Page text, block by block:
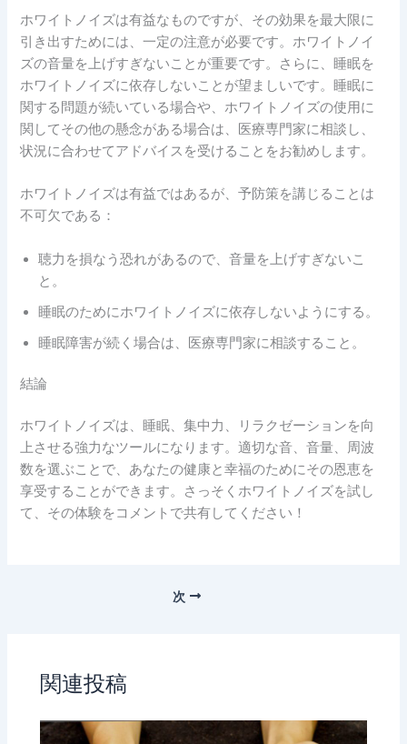
ホワイトノイズは有益なものですが、その効果を最大限に
引き出すためには、一定の注意が必要です。ホワイトノイ
ズの音量を上げすぎないことが重要です。さらに、睡眠を
ホワイトノイズに依存しないことが望ましいです。睡眠に
関する問題が続いている場合や、ホワイトノイズの使用に
関してその他の懸念がある場合は、医療専門家に相談し、
状況に合わせてアドバイスを受けることをお勧めします。
ホワイトノイズは有益ではあるが、予防策を講じることは
不可欠である：
聴力を損なう恐れがあるので、音量を上げすぎないこ
と。
睡眠のためにホワイトノイズに依存しないようにする。
睡眠障害が続く場合は、医療専門家に相談すること。
結論
ホワイトノイズは、睡眠、集中力、リラクゼーションを向
上させる強力なツールになります。適切な音、音量、周波
数を選ぶことで、あなたの健康と幸福のためにその恩恵を
享受することができます。さっそくホワイトノイズを試し
て、その体験をコメントで共有してください！
次
関連投稿